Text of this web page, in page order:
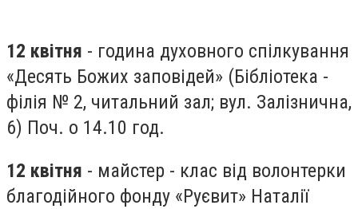
12 квітня - година духовного спілкування
«Десять Божих заповідей» (Бібліотека -
філія № 2, читальний зал; вул. Залізнична,
6) Поч. о 14.10 год.
12 квітня - майстер - клас від волонтерки
благодійного фонду «Руєвит» Наталії